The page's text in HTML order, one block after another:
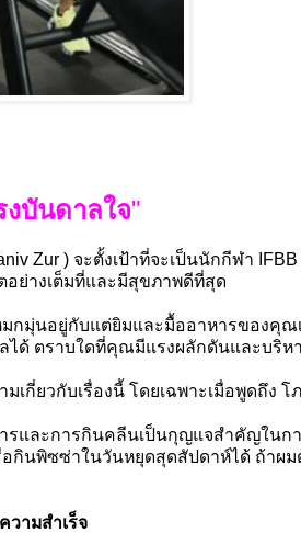
บันดาลใจ"
Zur ) จะตั้งเป้าที่จะเป็นนักกีฬา IFBB
ย่างเต็มที่และมีสุขภาพดีที่สุด
นอยู่กับแต่ยิมและมื้ออาหารของคุณเพี
ได้ ตราบใดที่คุณมีแรงผลักดันและบริ
กี่ยวกับเรื่องนี้ โดยเฉพาะเมื่อพูดถึง โ
และการกินคลีนเป็นกุญแจสำคัญในกา
กินพิซซ่าในวันหยุดสุดสัปดาห์ได้ ถ้าผ
ามสำเร็จ